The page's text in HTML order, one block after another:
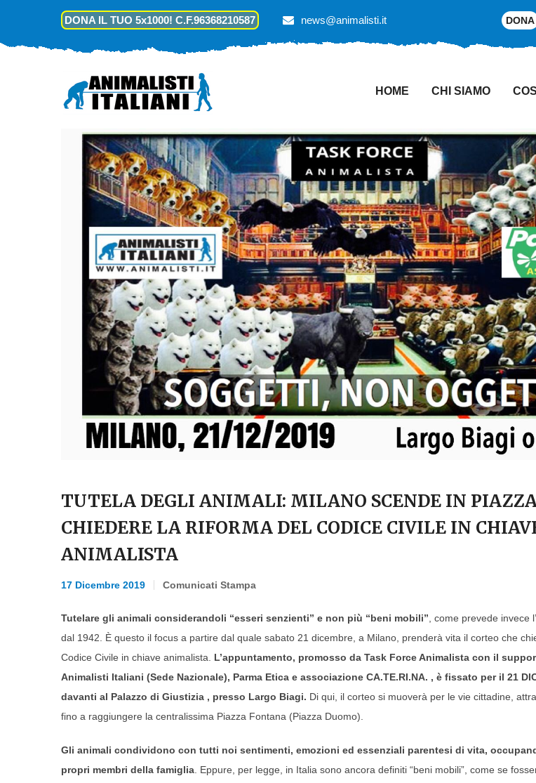
DONA IL TUO 5x1000! C.F.96368210587 news@animalisti.it DONA
HOME CHI SIAMO
TUTELA DEGLI ANIMALI: MILANO SCENDE IN
CHIEDERE LA RIFORMA DEL CODICE CIVILE IN
ANIMALISTA
17 Dicembre 2019 Comunicati Stampa
Tutelare gli animali considerandoli “esseri senzienti” e non più “beni mobili”, come prevede invece
dal 1942. È questo il focus a partire dal quale sabato 21 dicembre, a Milano, prenderà vita il corteo che
Codice Civile in chiave animalista. L’appuntamento, promosso da Task Force Animalista con il
Animalisti Italiani (Sede Nazionale), Parma Etica e associazione CA.TE.RI.NA. , è fissato per il 21
davanti al Palazzo di Giustizia , presso Largo Biagi. Di qui, il corteo si muoverà per le vie cittadine,
fino a raggiungere la centralissima Piazza Fontana (Piazza Duomo).
Gli animali condividono con tutti noi sentimenti, emozioni ed essenziali parentesi di vita,
propri membri della famiglia. Eppure, per legge, in Italia sono ancora definiti “beni mobili”, come se